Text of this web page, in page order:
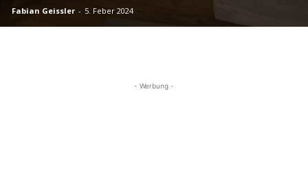
Fabian Geissler - 5. Feber 2024
- Werbung -